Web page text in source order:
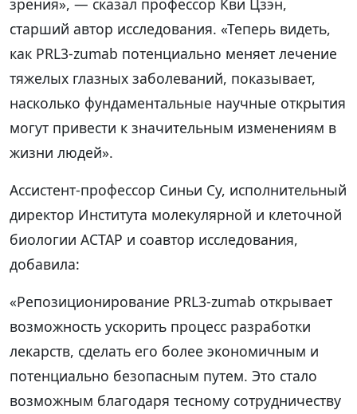
старший автор исследования. «Теперь видеть,
как PRL3-zumab потенциально меняет лечение
тяжелых глазных заболеваний, показывает,
насколько фундаментальные научные открытия
могут привести к значительным изменениям в
жизни людей».
Ассистент-профессор Синьи Су, исполнительный
директор Института молекулярной и клеточной
биологии АСТАР и соавтор исследования,
добавила:
«Репозиционирование PRL3-zumab открывает
возможность ускорить процесс разработки
лекарств, сделать его более экономичным и
потенциально безопасным путем. Это стало
возможным благодаря тесному сотрудничеству